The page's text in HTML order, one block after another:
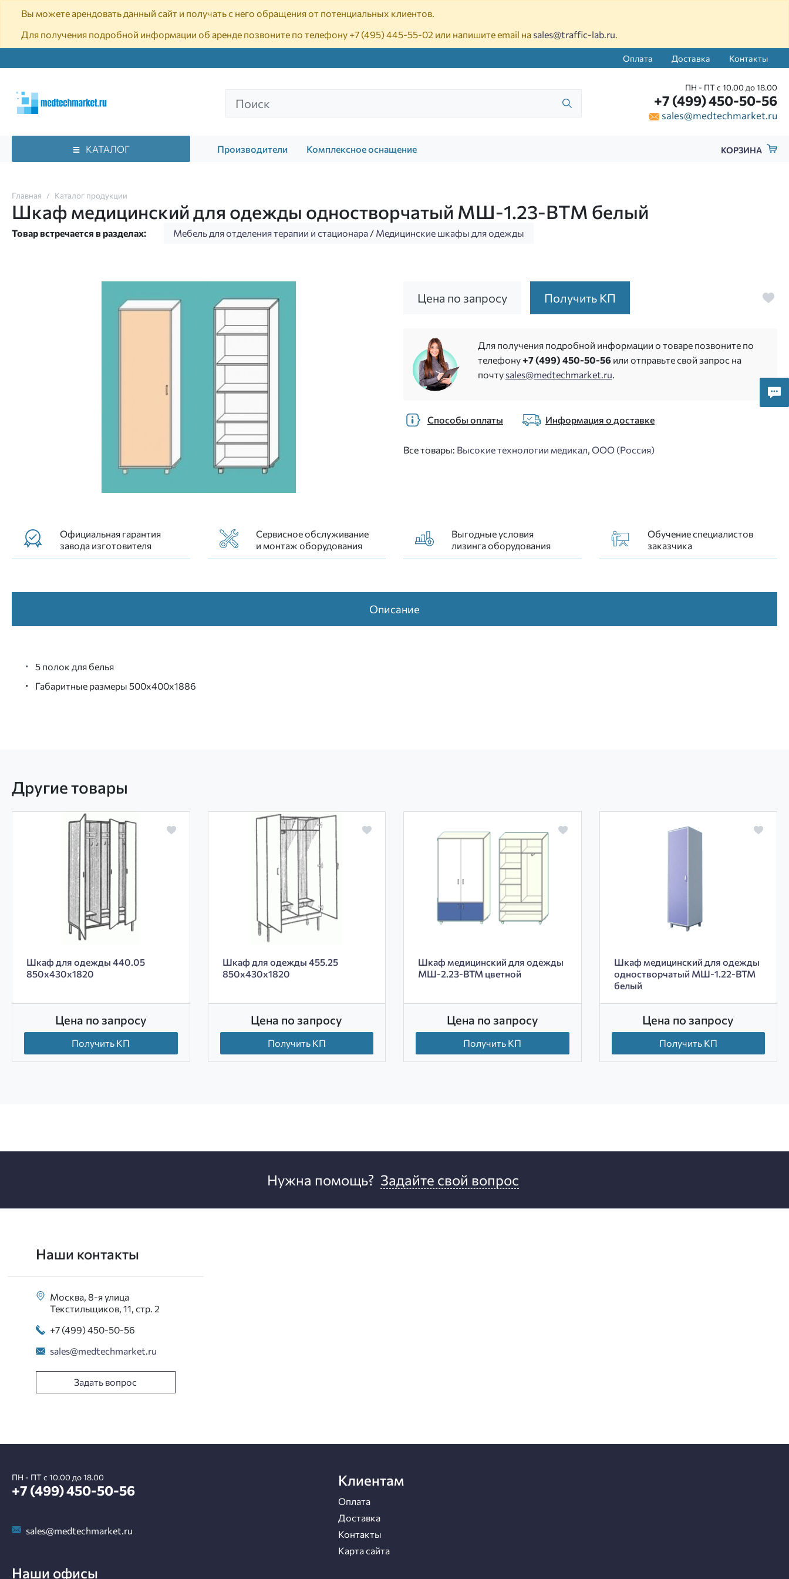
Вы можете арендовать данный сайт и получать с него обращения от потенциальных клиентов.
Для получения подробной информации об аренде позвоните по телефону +7 (495) 445-55-02 или напишите email на sales@traffic-lab.ru.
Оплата Доставка Контакты
ПН - ПТ с 10.00 до 18.00
+7 (499) 450-50-56
sales@medtechmarket.ru
КАТАЛОГ Производители Комплексное оснащение КОРЗИНА
Главная Каталог продукции
Шкаф медицинский для одежды одностворчатый МШ-1.23-ВТМ белый
Товар встречается в разделах: Мебель для отделения терапии и стационара / Медицинские шкафы для одежды
Цена по запросу Получить КП
Для получения подробной информации о товаре позвоните по
телефону+7 (499) 450-50-56 или отправьте свой запрос на
почту sales@medtechmarket.ru.
Способы оплаты Информация о доставке
Все товары: Высокие технологии медикал, ООО (Россия)
Официальная гарантия
завода изготовителя
Сервисное обслуживание
и монтаж оборудования
Выгодные условия
лизинга оборудования
Обучение специалистов
заказчика
Описание
5 полок для белья
Габаритные размеры 500х400х1886
Другие товары
Шкаф для одежды 440.05
850х430х1820
Цена по запросу
Получить КП
Шкаф для одежды 455.25
850х430х1820
Цена по запросу
Получить КП
Шкаф медицинский для одежды
МШ-2.23-ВТМ цветной
Цена по запросу
Получить КП
Шкаф медицинский для одежды
одностворчатый МШ-1.22-ВТМ
белый
Цена по запросу
Получить КП
Нужна помощь? Задайте свой вопрос
Наши контакты
Москва, 8-я улица
Текстильщиков, 11, стр. 2
+7 (499) 450-50-56
sales@medtechmarket.ru
Задать вопрос
ПН - ПТ с 10.00 до 18.00
+7 (499) 450-50-56
sales@medtechmarket.ru
Наши офисы
Клиентам
Оплата
Доставка
Контакты
Карта сайта